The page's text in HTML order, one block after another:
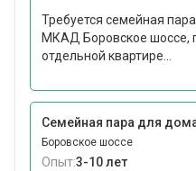
Требуется семейная
МКАД Боровское шоссе,
отдельной квартире...
Семейная пара для
Боровское шоссе
Опыт:3-10 лет